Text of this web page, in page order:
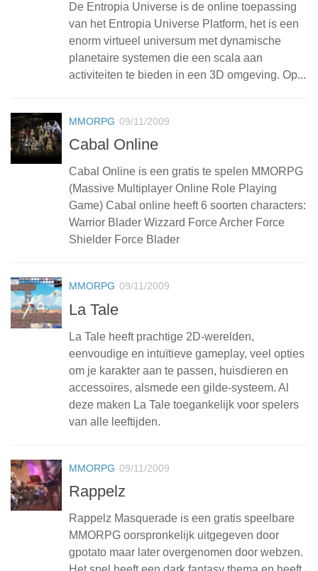
De Entropia Universe is de online toepassing
van het Entropia Universe Platform, het is een
enorm virtueel universum met dynamische
planetaire systemen die een scala aan
activiteiten te bieden in een 3D omgeving. Op...
MMORPG 09/11/2009
Cabal Online
Cabal Online is een gratis te spelen MMORPG
(Massive Multiplayer Online Role Playing
Game) Cabal online heeft 6 soorten characters:
Warrior Blader Wizzard Force Archer Force
Shielder Force Blader
MMORPG 09/11/2009
La Tale
La Tale heeft prachtige 2D-werelden,
eenvoudige en intuïtieve gameplay, veel opties
om je karakter aan te passen, huisdieren en
accessoires, alsmede een gilde-systeem. Al
deze maken La Tale toegankelijk voor spelers
van alle leeftijden.
MMORPG 09/11/2009
Rappelz
Rappelz Masquerade is een gratis speelbare
MMORPG oorspronkelijk uitgegeven door
gpotato maar later overgenomen door webzen.